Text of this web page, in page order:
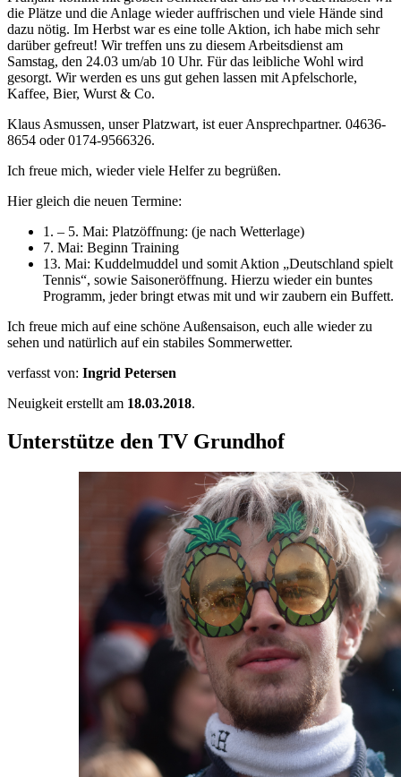
die Plätze und die Anlage wieder auffrischen und viele Hände sind
dazu nötig. Im Herbst war es eine tolle Aktion, ich habe mich sehr
darüber gefreut! Wir treffen uns zu diesem Arbeitsdienst am
Samstag, den 24.03 um/ab 10 Uhr. Für das leibliche Wohl wird
gesorgt. Wir werden es uns gut gehen lassen mit Apfelschorle,
Kaffee, Bier, Wurst & Co.
Klaus Asmussen, unser Platzwart, ist euer Ansprechpartner. 04636-
8654 oder 0174-9566326.
Ich freue mich, wieder viele Helfer zu begrüßen.
Hier gleich die neuen Termine:
1. – 5. Mai: Platzöffnung: (je nach Wetterlage)
7. Mai: Beginn Training
13. Mai: Kuddelmuddel und somit Aktion „Deutschland spielt
Tennis“, sowie Saisoneröffnung. Hierzu wieder ein buntes
Programm, jeder bringt etwas mit und wir zaubern ein Buffett.
Ich freue mich auf eine schöne Außensaison, euch alle wieder zu
sehen und natürlich auf ein stabiles Sommerwetter.
verfasst von: Ingrid Petersen
Neuigkeit erstellt am 18.03.2018.
Unterstütze den TV Grundhof